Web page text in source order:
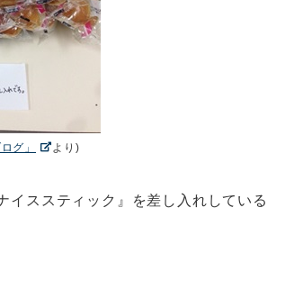
グ」 より)
ススティック』を差し入れしている